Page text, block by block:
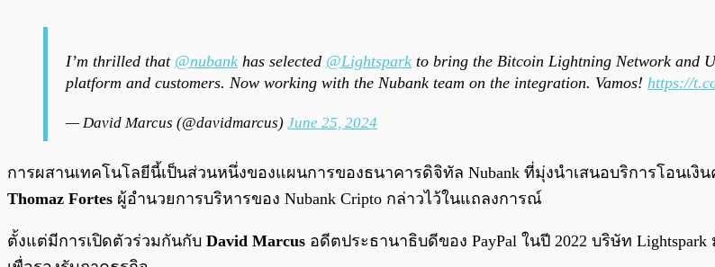
I’m thrilled that @nubank has selected @Lightspark to bring the Bitcoin Lightning Network and
platform and customers. Now working with the Nubank team on the integration. Vamos! https://
— David Marcus (@davidmarcus) June 25, 2024
การผสานเทคโนโลยีนี้เป็นส่วนหนึ่งของแผนการของธนาคารดิจิทัล Nubank ที่มุ่งนำเสนอบริการโอนเงิ
Thomaz Fortes ผู้อำนวยการบริหารของ Nubank Cripto กล่าวไว้ในแถลงการณ์
ตั้งแต่มีการเปิดตัวร่วมกันกับ David Marcus อดีตประธานาธิบดีของ PayPal ในปี 2022 บริษัท